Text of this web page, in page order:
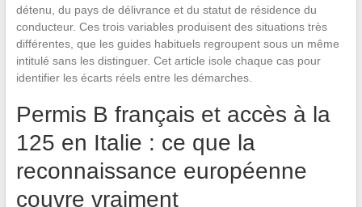
détenu, du pays de délivrance et du statut de résidence du
conducteur. Ces trois variables produisent des situations très
différentes, que les guides habituels regroupent sous un même
intitulé sans les distinguer. Cet article isole chaque cas pour
identifier les écarts réels entre les démarches.
Permis B français et accès à la
125 en Italie : ce que la
reconnaissance européenne
couvre vraiment